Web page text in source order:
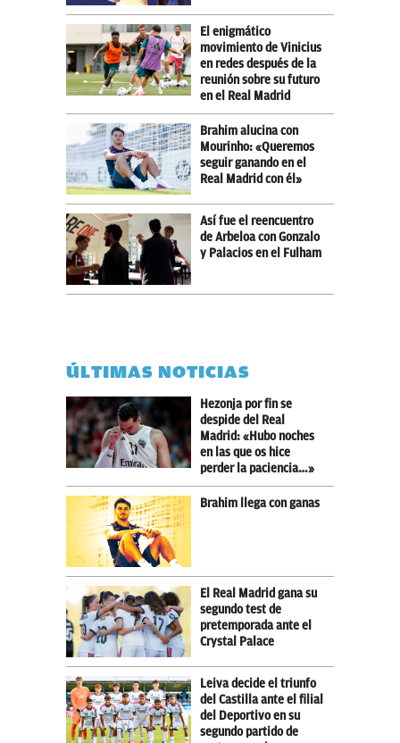
El enigmático
movimiento de Vinicius
en redes después de la
reunión sobre su futuro
en el Real Madrid
Brahim alucina con
Mourinho: «Queremos
seguir ganando en el
Real Madrid con él»
Así fue el reencuentro
de Arbeloa con Gonzalo
y Palacios en el Fulham
ÚLTIMAS NOTICIAS
Hezonja por fin se
despide del Real
Madrid: «Hubo noches
en las que os hice
perder la paciencia…»
Brahim llega con ganas
El Real Madrid gana su
segundo test de
pretemporada ante el
Crystal Palace
Leiva decide el triunfo
del Castilla ante el filial
del Deportivo en su
segundo partido de